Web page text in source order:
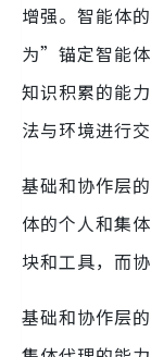
增强。智能体
为”锚定智能
知识积累的能
法与环境进行交
基础和协作层
体的个人和集
块和工具，而
基础和协作层